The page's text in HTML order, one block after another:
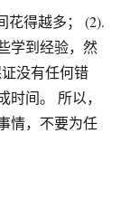
花得越多； (2).
学到经验，然
没有任何错
间。 所以，
情，不要为任